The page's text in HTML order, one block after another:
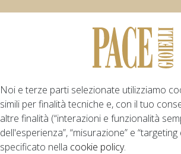
Noi e terze parti selezionate utilizziamo
simili per finalità tecniche e, con il tuo
altre finalità (“interazioni e funzionalità
dell'esperienza”, “misurazione” e
specificato nella cookie policy.